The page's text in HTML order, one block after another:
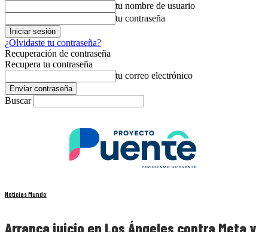
tu nombre de usuario
tu contraseña
¿Olvidaste tu contraseña?
Recuperación de contraseña
Recupera tu contraseña
tu correo electrónico
Buscar
Noticias Mundo
Arranca juicio en Los Ángeles contra Meta y